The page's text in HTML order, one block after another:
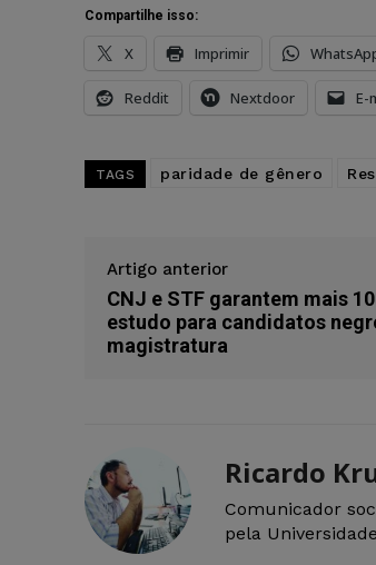
Compartilhe isso:
X Imprimir
Reddit Nextdoor E-
TAGS paridade de gênero
Artigo anterior
CNJ e STF garantem mais
estudo para candidatos
magistratura
Ricardo
Comunicador
pela